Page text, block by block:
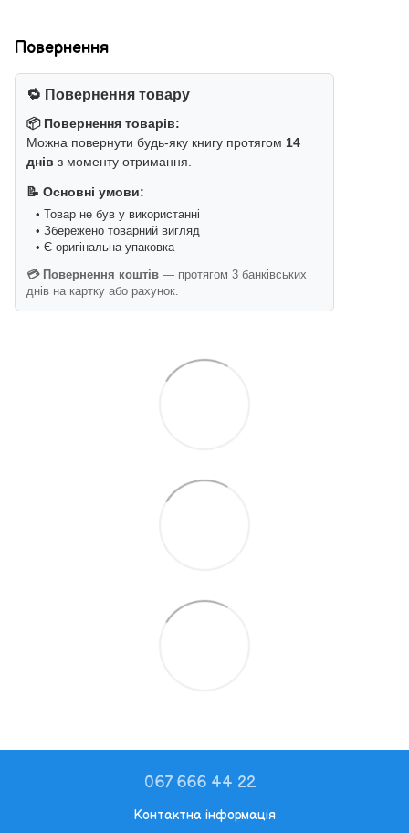
Повернення
🔁 Повернення товару
📦 Повернення товарів:
Можна повернути будь-яку книгу протягом 14
днів з моменту отримання.
📝 Основні умови:
• Товар не був у використанні
• Збережено товарний вигляд
• Є оригінальна упаковка
💳 Повернення коштів — протягом 3 банківських
днів на картку або рахунок.
067 666 44 22
Контактна інформація